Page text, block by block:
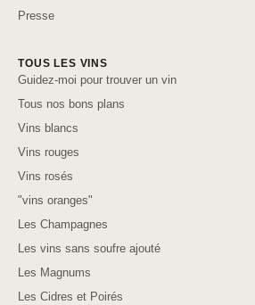
Presse
TOUS LES VINS
Guidez-moi pour trouver un vin
Tous nos bons plans
Vins blancs
Vins rouges
Vins rosés
"vins oranges"
Les Champagnes
Les vins sans soufre ajouté
Les Magnums
Les Cidres et Poirés